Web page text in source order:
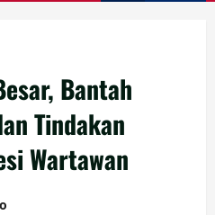
Bantah
Tindakan
Wartawan